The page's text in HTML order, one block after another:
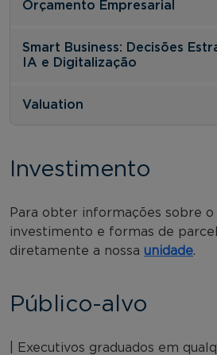
Orçamento Empresarial
Smart Business: Decisões
IA e Digitalização
Valuation
Investimento
Para obter informações sobre o
investimento e formas de
diretamente a nossa unidade.
Público-alvo
| Executivos graduados em